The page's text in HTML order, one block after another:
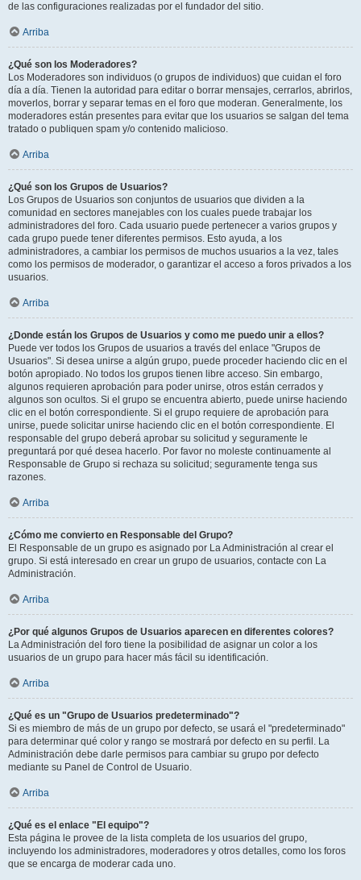
de las configuraciones realizadas por el fundador del sitio.
Arriba
¿Qué son los Moderadores?
Los Moderadores son individuos (o grupos de individuos) que cuidan el foro
día a día. Tienen la autoridad para editar o borrar mensajes, cerrarlos, abrirlos,
moverlos, borrar y separar temas en el foro que moderan. Generalmente, los
moderadores están presentes para evitar que los usuarios se salgan del tema
tratado o publiquen spam y/o contenido malicioso.
Arriba
¿Qué son los Grupos de Usuarios?
Los Grupos de Usuarios son conjuntos de usuarios que dividen a la
comunidad en sectores manejables con los cuales puede trabajar los
administradores del foro. Cada usuario puede pertenecer a varios grupos y
cada grupo puede tener diferentes permisos. Esto ayuda, a los
administradores, a cambiar los permisos de muchos usuarios a la vez, tales
como los permisos de moderador, o garantizar el acceso a foros privados a los
usuarios.
Arriba
¿Donde están los Grupos de Usuarios y como me puedo unir a ellos?
Puede ver todos los Grupos de usuarios a través del enlace "Grupos de
Usuarios". Si desea unirse a algún grupo, puede proceder haciendo clic en el
botón apropiado. No todos los grupos tienen libre acceso. Sin embargo,
algunos requieren aprobación para poder unirse, otros están cerrados y
algunos son ocultos. Si el grupo se encuentra abierto, puede unirse haciendo
clic en el botón correspondiente. Si el grupo requiere de aprobación para
unirse, puede solicitar unirse haciendo clic en el botón correspondiente. El
responsable del grupo deberá aprobar su solicitud y seguramente le
preguntará por qué desea hacerlo. Por favor no moleste continuamente al
Responsable de Grupo si rechaza su solicitud; seguramente tenga sus
razones.
Arriba
¿Cómo me convierto en Responsable del Grupo?
El Responsable de un grupo es asignado por La Administración al crear el
grupo. Si está interesado en crear un grupo de usuarios, contacte con La
Administración.
Arriba
¿Por qué algunos Grupos de Usuarios aparecen en diferentes colores?
La Administración del foro tiene la posibilidad de asignar un color a los
usuarios de un grupo para hacer más fácil su identificación.
Arriba
¿Qué es un "Grupo de Usuarios predeterminado"?
Si es miembro de más de un grupo por defecto, se usará el "predeterminado"
para determinar qué color y rango se mostrará por defecto en su perfil. La
Administración debe darle permisos para cambiar su grupo por defecto
mediante su Panel de Control de Usuario.
Arriba
¿Qué es el enlace "El equipo"?
Esta página le provee de la lista completa de los usuarios del grupo,
incluyendo los administradores, moderadores y otros detalles, como los foros
que se encarga de moderar cada uno.